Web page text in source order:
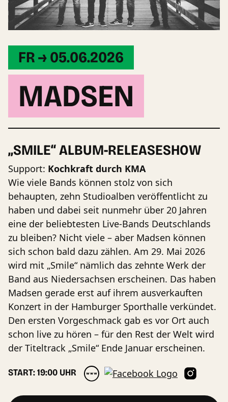
FR → 05.06.2026
MADSEN
„SMILE“ ALBUM-RELEASESHOW
Support: Kochkraft durch KMA
Wie viele Bands können stolz von sich
behaupten, zehn Studioalben veröffentlicht zu
haben und dabei seit nunmehr über 20 Jahren
eine der beliebtesten Live-Bands Deutschlands
zu bleiben? Nicht viele – aber Madsen können
sich schon bald dazu zählen. Am 29. Mai 2026
wird mit „Smile“ nämlich das zehnte Werk der
Band aus Niedersachsen erscheinen. Das haben
Madsen gerade erst auf ihrem ausverkauften
Konzert in der Hamburger Sporthalle verkündet.
Den ersten Vorgeschmack gab es vor Ort auch
schon live zu hören – für den Rest der Welt wird
der Titeltrack „Smile“ Ende Januar erscheinen.
START: 19:00 UHR